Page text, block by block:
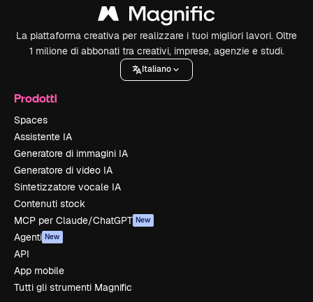
La piattaforma creativa per realizzare i tuoi migliori lavori. Oltre
1 milione di abbonati tra creativi, imprese, agenzie e studi.
Italiano
Prodotti
Spaces
Assistente IA
Generatore di immagini IA
Generatore di video IA
Sintetizzatore vocale IA
Contenuti stock
MCP per Claude/ChatGPT New
Agenti New
API
App mobile
Tutti gli strumenti Magnific